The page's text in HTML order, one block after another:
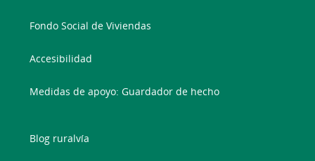
Fondo Social de Viviendas
Accesibilidad
Medidas de apoyo: Guardador de hecho
Blog ruralvía